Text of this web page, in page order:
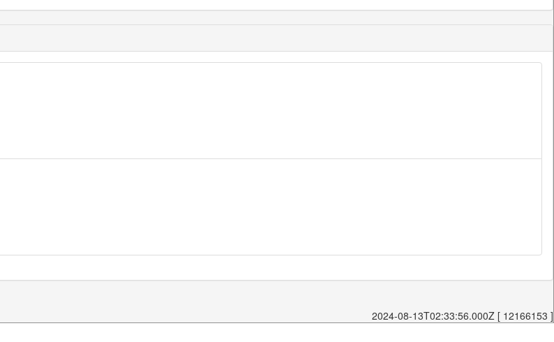
2024-08-13T02:33:56.000Z [ 12166153 ]